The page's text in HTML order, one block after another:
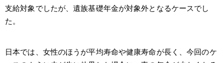
支給対象でしたが、遺族基礎年金が対象外となるケースでし
た。
日本では、女性のほうが平均寿命や健康寿命が長く、今回のケ